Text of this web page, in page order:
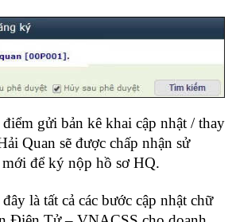
gửi bản kê khai cập nhật / thay
Quan sẽ được chấp nhận sử
để ký nộp hồ sơ HQ.
là tất cả các bước cập nhật chữ